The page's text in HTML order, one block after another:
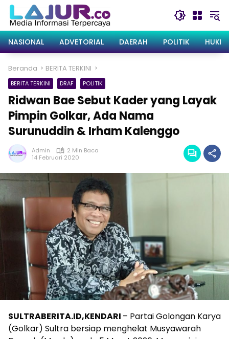
Langsung
konten
NASIONAL
ADVETORIAL DAERAH POLITIK
Beranda BERITA TERKINI
BERITA TERKINI DRAF POLITIK
Ridwan Bae Sebut Kader yang Layak
Pimpin Golkar, Ada Nama
Surunuddin & Irham Kalenggo
Admin
2 Min Baca
14 Februari 2020
SULTRABERITA.ID,KENDARI – Partai Golongan Karya
(Golkar) Sultra bersiap menghelat Musyawarah